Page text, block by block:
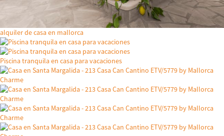
alquiler de casa en mallorca
Piscina tranquila en casa para vacaciones